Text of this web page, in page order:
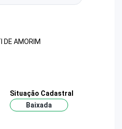
DE AMORIM
Situação Cadastral
Baixada